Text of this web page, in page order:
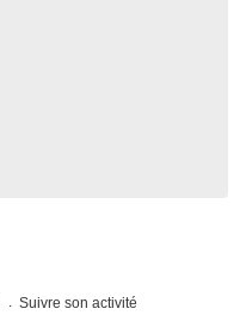
Suivre son activité